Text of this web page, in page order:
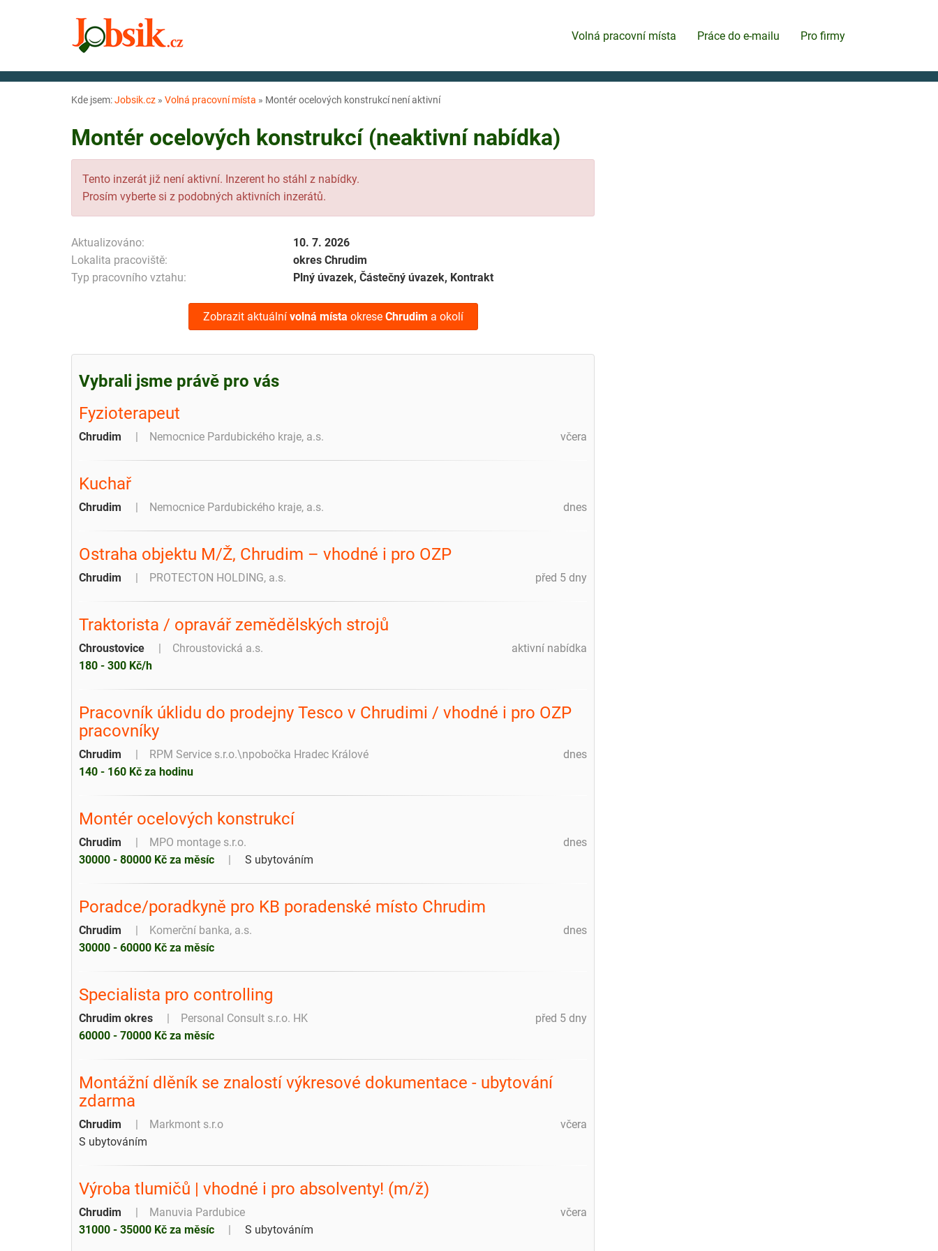
Volná pracovní místa Práce do e-mailu Pro firmy
Kde jsem:Jobsik.cz » Volná pracovní místa » Montér ocelových konstrukcí není aktivní
Montér ocelových konstrukcí (neaktivní nabídka)
Tento inzerát již není aktivní. Inzerent ho stáhl z nabídky.
Prosím vyberte si z podobných aktivních inzerátů.
Aktualizováno:
10. 7. 2026
Lokalita pracoviště:
okres Chrudim
Typ pracovního vztahu:
Plný úvazek, Částečný úvazek, Kontrakt
Zobrazit aktuální volná místa okrese Chrudim a okolí
Vybrali jsme právě pro vás
Fyzioterapeut
včera
Chrudim Nemocnice Pardubického kraje, a.s.
Kuchař
dnes
Chrudim Nemocnice Pardubického kraje, a.s.
Ostraha objektu M/Ž, Chrudim – vhodné i pro OZP
před 5 dny
Chrudim PROTECTON HOLDING, a.s.
Traktorista / opravář zemědělských strojů
aktivní nabídka
Chroustovice
Chroustovická a.s.
180 - 300 Kč/h
Pracovník úklidu do prodejny Tesco v Chrudimi / vhodné i pro OZP
pracovníky
dnes
Chrudim
RPM Service s.r.o.\npobočka Hradec Králové
140 - 160 Kč za hodinu
Montér ocelových konstrukcí
dnes
Chrudim
MPO montage s.r.o.
30000 - 80000 Kč za měsíc
S ubytováním
Poradce/poradkyně pro KB poradenské místo Chrudim
dnes
Chrudim
Komerční banka, a.s.
30000 - 60000 Kč za měsíc
Specialista pro controlling
před 5 dny
Chrudim okres
Personal Consult s.r.o. HK
60000 - 70000 Kč za měsíc
Montážní dlěník se znalostí výkresové dokumentace - ubytování
zdarma
včera
Chrudim
Markmont s.r.o
S ubytováním
Výroba tlumičů | vhodné i pro absolventy! (m/ž)
včera
Chrudim
Manuvia Pardubice
31000 - 35000 Kč za měsíc
S ubytováním